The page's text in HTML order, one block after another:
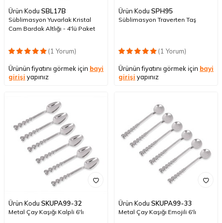
Ürün Kodu SBL17B
Süblimasyon Yuvarlak Kristal
Cam Bardak Altlığı - 4'lü Paket
(1 Yorum)
Ürünün fiyatını görmek için bayi
girişi yapınız
Ürün Kodu SPH95
Süblimasyon Traverten Taş
(1 Yorum)
Ürünün fiyatını görmek için bayi
girişi yapınız
Ürün Kodu SKUPA99-32
Metal Çay Kaşığı Kalpli 6'lı
Ürün Kodu SKUPA99-33
Metal Çay Kaşığı Emojili 6'lı